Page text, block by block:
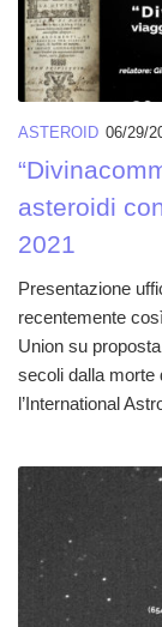
ASTEROID 06/29/
asteroidi
2021
Presentazione
recentemente
Union su
secoli dalla morte
l’International